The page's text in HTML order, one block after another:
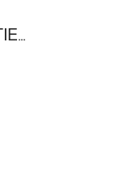
PANTHÈRE DE CARTIER EARRINGS